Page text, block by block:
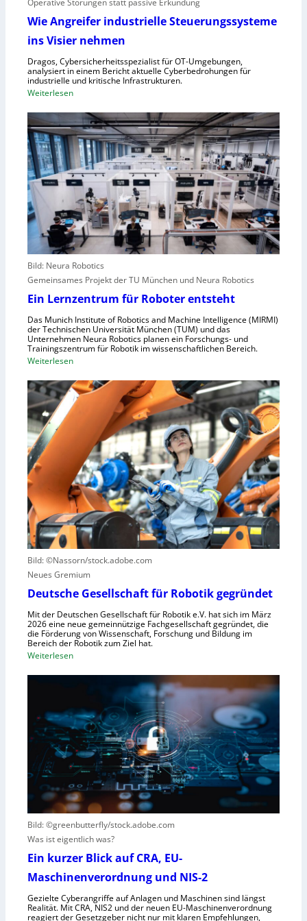
ü
r
e
n
t
r
a
l
e
u
r
o
p
a
r
n
,
w
a
c
h
s
e
l
l
e
c
h
n
e
l
e
r
u
n
u
t
z
e
n
Operative Störungen statt passive Erkundung
Wie Angreifer industrielle Steuerungssysteme
ins Visier nehmen
Dragos, Cybersicherheitsspezialist für OT-Umgebungen,
analysiert in einem Bericht aktuelle Cyberbedrohungen für
industrielle und kritische Infrastrukturen.
Weiterlesen:
e
A
n
g
e
i
f
e
r
i
u
s
t
r
i
e
l
e
u
e
r
u
n
g
s
s
y
s
t
e
n
s
V
s
i
e
r
n
e
h
e
n
Bild: Neura Robotics
Gemeinsames Projekt der TU München und Neura Robotics
Ein Lernzentrum für Roboter entsteht
Das Munich Institute of Robotics and Machine Intelligence (MIRMI)
der Technischen Universität München (TUM) und das
Unternehmen Neura Robotics planen ein Forschungs- und
Trainingszentrum für Robotik im wissenschaftlichen Bereich.
Weiterlesen:
i
n
z
e
n
t
r
u
m
f
ü
R
o
b
o
t
e
n
t
s
t
e
h
Bild: ©Nassorn/stock.adobe.com
Neues Gremium
Deutsche Gesellschaft für Robotik gegründet
Mit der Deutschen Gesellschaft für Robotik e.V. hat sich im März
2026 eine neue gemeinnützige Fachgesellschaft gegründet, die
die Förderung von Wissenschaft, Forschung und Bildung im
Bereich der Robotik zum Ziel hat.
Weiterlesen:
t
s
c
h
e
G
e
s
e
l
l
c
h
a
Bild: ©greenbutterfly/stock.adobe.com
Was ist eigentlich was?
Ein kurzer Blick auf CRA, EU-
Maschinenverordnung und NIS-2
Gezielte Cyberangriffe auf Anlagen und Maschinen sind längst
Realität. Mit CRA, NIS2 und der neuen EU-Maschinenverordnung
reagiert der Gesetzgeber nicht nur mit klaren Empfehlungen,